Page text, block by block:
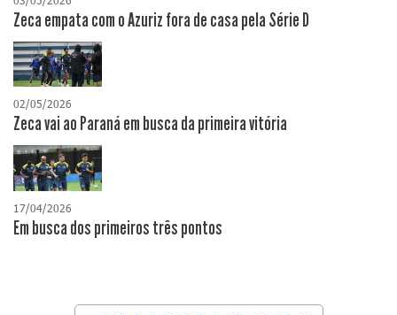
Zeca empata com o Azuriz fora de casa pela Série D
02/05/2026
Zeca vai ao Paraná em busca da primeira vitória
17/04/2026
​Em busca dos primeiros três pontos